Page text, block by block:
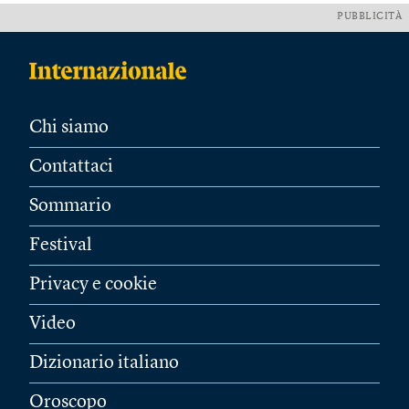
PUBBLICITÀ
Chi siamo
Contattaci
Sommario
Festival
Privacy e cookie
Video
Dizionario italiano
Oroscopo